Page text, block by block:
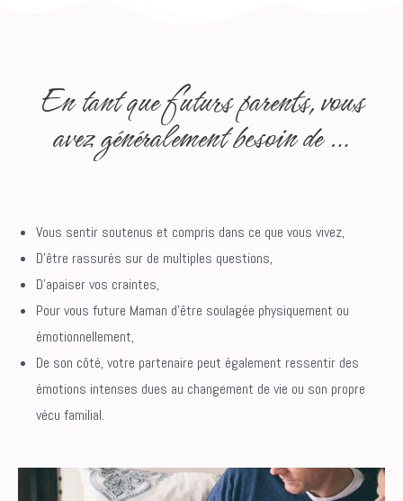
En tant que futurs parents, vous
avez généralement besoin de …
Vous sentir soutenus et compris dans ce que vous vivez,
D’être rassurés sur de multiples questions,
D’apaiser vos craintes,
Pour vous future Maman d’être soulagée physiquement ou
émotionnellement,
De son côté, votre partenaire peut également ressentir des
émotions intenses dues au changement de vie ou son propre
vécu familial.